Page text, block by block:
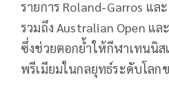
รายการ Roland-Garros แล
รวมถึง Australian Open แล
ซึ่งช่วยตอกย้ำให้กีฬาเทนนิ
พรีเมียมในกลยุทธ์ระดับโลก